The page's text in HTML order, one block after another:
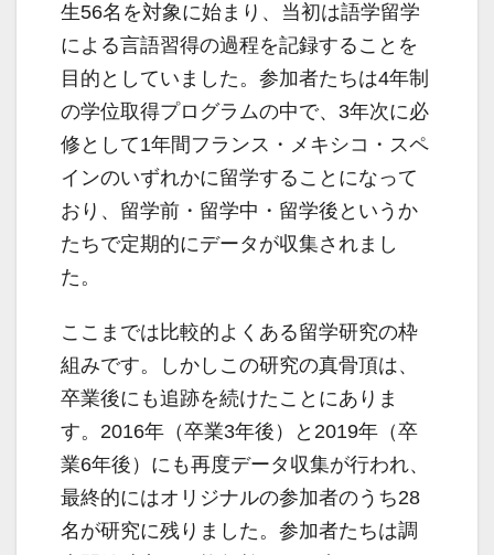
生56名を対象に始まり、当初は語学留学
による言語習得の過程を記録することを
目的としていました。参加者たちは4年制
の学位取得プログラムの中で、3年次に必
修として1年間フランス・メキシコ・スペ
インのいずれかに留学することになって
おり、留学前・留学中・留学後というか
たちで定期的にデータが収集されまし
た。
ここまでは比較的よくある留学研究の枠
組みです。しかしこの研究の真骨頂は、
卒業後にも追跡を続けたことにありま
す。2016年（卒業3年後）と2019年（卒
業6年後）にも再度データ収集が行われ、
最終的にはオリジナルの参加者のうち28
名が研究に残りました。参加者たちは調